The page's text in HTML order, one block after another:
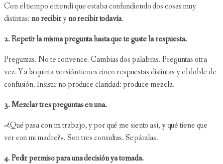
Con el tiempo entendí que estaba confundiendo dos cosas muy
distintas:no recibiryno recibir todavía.
2. Repetir la misma pregunta hasta que te guste la respuesta.
Preguntas. No te convence. Cambias dos palabras. Preguntas otra
vez. Y a la quinta versión tienes cinco respuestas distintas y el doble de
confusión. Insistir no produce claridad: produce mezcla.
3. Mezclar tres preguntas en una.
«¿Qué pasa con mi trabajo, y por qué me siento así, y qué tiene que
ver con mi madre?». Son tres consultas. Sepáralas.
4. Pedir permiso para una decisión ya tomada.